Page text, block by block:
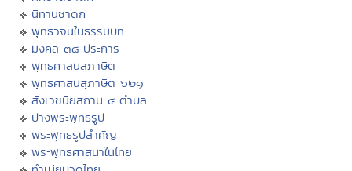
นิทานชาดก
พุทธวจนในธรรมบท
มงคล ๓๘ ประการ
พุทธศาสนสุภาษิต
พุทธศาสนสุภาษิต ๖๒๑
สังเวชนียสถาน ๔ ตำบล
ปางพระพุทธรูป
พระพุทธรูปสำคัญ
พระพุทธศาสนาในไทย